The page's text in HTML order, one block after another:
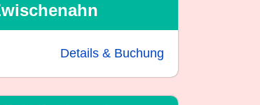
Details & Buchung